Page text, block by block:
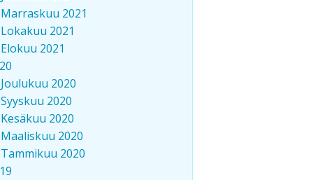
Marraskuu 2021
Lokakuu 2021
Elokuu 2021
Joulukuu 2020
Syyskuu 2020
Kesäkuu 2020
Maaliskuu 2020
Tammikuu 2020